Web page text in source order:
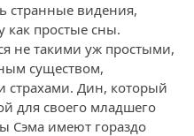
странные видения,
как простые сны.
не такими уж простыми,
существом,
страхами. Дин, который
для своего младшего
Сэма имеют гораздо